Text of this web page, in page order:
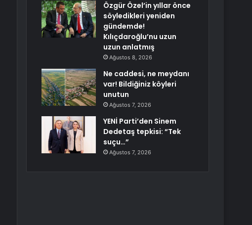
Özgür Özel’in yıllar önce
söyledikleri yeniden
gündemde!
Kılıçdaroğlu’nu uzun
uzun anlatmış
Ağustos 8, 2026
Ne caddesi, ne meydanı
var! Bildiğiniz köyleri
unutun
Ağustos 7, 2026
YENİ Parti’den Sinem
Dedetaş tepkisi: “Tek
suçu…”
Ağustos 7, 2026